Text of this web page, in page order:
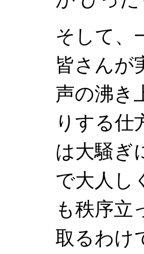
そして、
皆さんが
声の沸き
りする仕
は大騒ぎ
で大人し
も秩序立
取るわけ